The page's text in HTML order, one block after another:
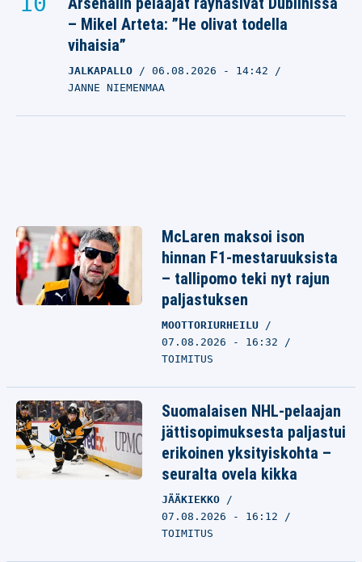
– Mikel Arteta: ”He olivat todella
vihaisia”
JALKAPALLO 06.08.2026 - 14:42
JANNE NIEMENMAA
McLaren maksoi ison
hinnan F1-mestaruuksista
– tallipomo teki nyt rajun
paljastuksen
MOOTTORIURHEILU
07.08.2026 - 16:32
TOIMITUS
Suomalaisen NHL-pelaajan
jättisopimuksesta paljastui
erikoinen yksityiskohta –
seuralta ovela kikka
JÄÄKIEKKO
07.08.2026 - 16:12
TOIMITUS